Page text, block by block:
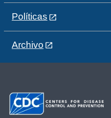
Políticas
Archivo